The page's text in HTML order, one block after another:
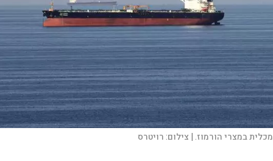
מכלית במצרי הורמוז. | צילום:רויטרס